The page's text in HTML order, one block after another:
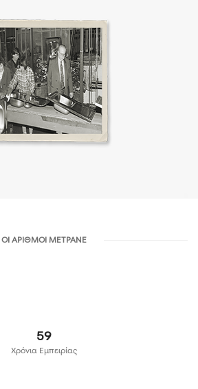
ΟΙ ΑΡΙΘΜΟΊ ΜΕΤΡΆΝΕ
65
Χρόνια Εμπειρίας